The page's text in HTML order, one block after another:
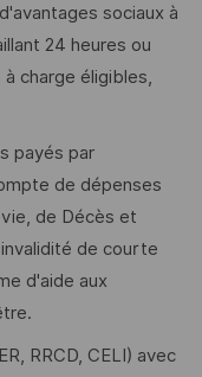
sociaux à
24 heures ou
charge éligibles,
payés par
de dépenses
de Décès et
de courte
d'aide aux
RRCD, CELI) avec